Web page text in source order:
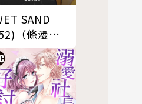
SAND
（條漫
）